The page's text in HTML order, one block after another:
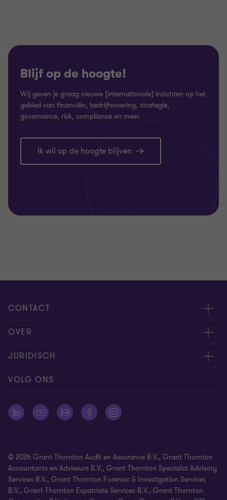
Blijf op de hoogte!
Wij geven je graag nieuwe (internationale) inzichten op het
gebied van financiën, bedrijfsvoering, strategie,
governance, risk, compliance en meer.
Ik wil op de hoogte blijven
CONTACT
Evenementen
Neem contact op
OVER
Carrière
Over ons
Pers
JURIDISCH
Algemene voorwaarden
Cookievoorkeuren
Identificatieplicht
Klachtenprocedure
VOLG ONS
© 2026 Grant Thornton Audit en Assurance B.V., Grant Thornton
Accountants en Adviseurs B.V., Grant Thornton Specialist Advisory
Services B.V., Grant Thornton Forensic & Investigation Services
B.V., Grant Thornton Expatriate Services B.V., Grant Thornton